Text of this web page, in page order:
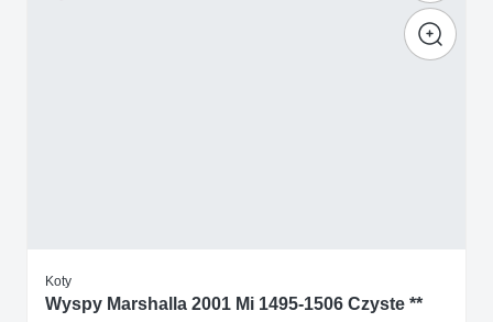
Koty
Wyspy Marshalla 2001 Mi 1495-1506 Czyste **